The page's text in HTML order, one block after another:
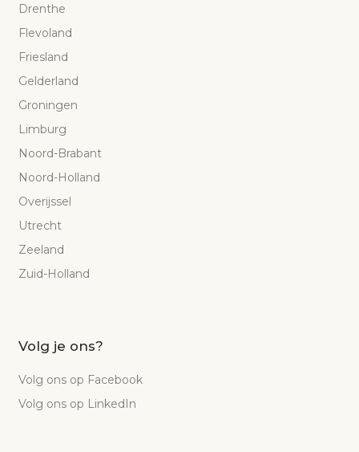
Drenthe
Flevoland
Friesland
Gelderland
Groningen
Limburg
Noord-Brabant
Noord-Holland
Overijssel
Utrecht
Zeeland
Zuid-Holland
Volg je ons?
Volg ons op Facebook
Volg ons op LinkedIn